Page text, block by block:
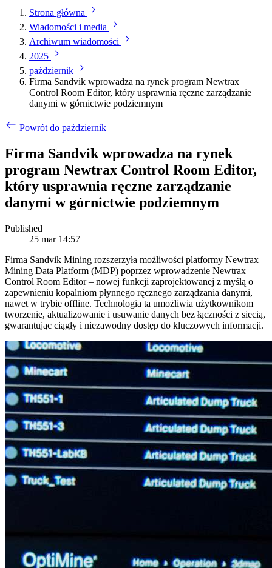
Strona główna
Wiadomości i media
Archiwum wiadomości
2025
październik
Firma Sandvik wprowadza na rynek program Newtrax
Control Room Editor, który usprawnia ręczne zarządzanie
danymi w górnictwie podziemnym
Powrót do październik
Firma Sandvik wprowadza na rynek
program Newtrax Control Room Editor,
który usprawnia ręczne zarządzanie
danymi w górnictwie podziemnym
Published
25 mar 14:57
Firma Sandvik Mining rozszerzyła możliwości platformy Newtrax
Mining Data Platform (MDP) poprzez wprowadzenie Newtrax
Control Room Editor – nowej funkcji zaprojektowanej z myślą o
zapewnieniu kopalniom płynnego ręcznego zarządzania danymi,
nawet w trybie offline. Technologia ta umożliwia użytkownikom
tworzenie, aktualizowanie i usuwanie danych bez łączności z siecią,
gwarantując ciągły i niezawodny dostęp do kluczowych informacji.